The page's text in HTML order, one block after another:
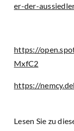
er-der-
https://
MxfC2
https://
Lesen Sie zu